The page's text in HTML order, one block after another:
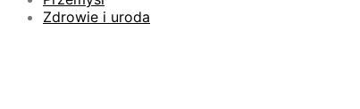
Zdrowie i uroda